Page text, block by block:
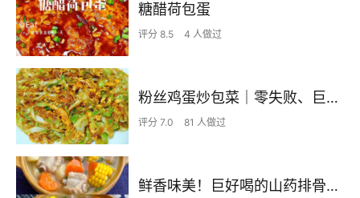
糖醋荷包蛋
评分 8.5 4 人做过
粉丝鸡蛋炒包菜｜零失败、巨下饭
评分 7.0 81 人做过
鲜香味美！巨好喝的山药排骨汤！！